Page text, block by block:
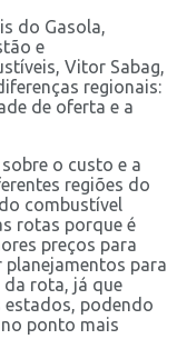
do Gasola,
e
Vitor Sabag,
regionais:
de oferta e a
o custo e a
regiões do
combustível
rotas porque é
preços para
planejamentos para
rota, já que
estados, podendo
ponto mais